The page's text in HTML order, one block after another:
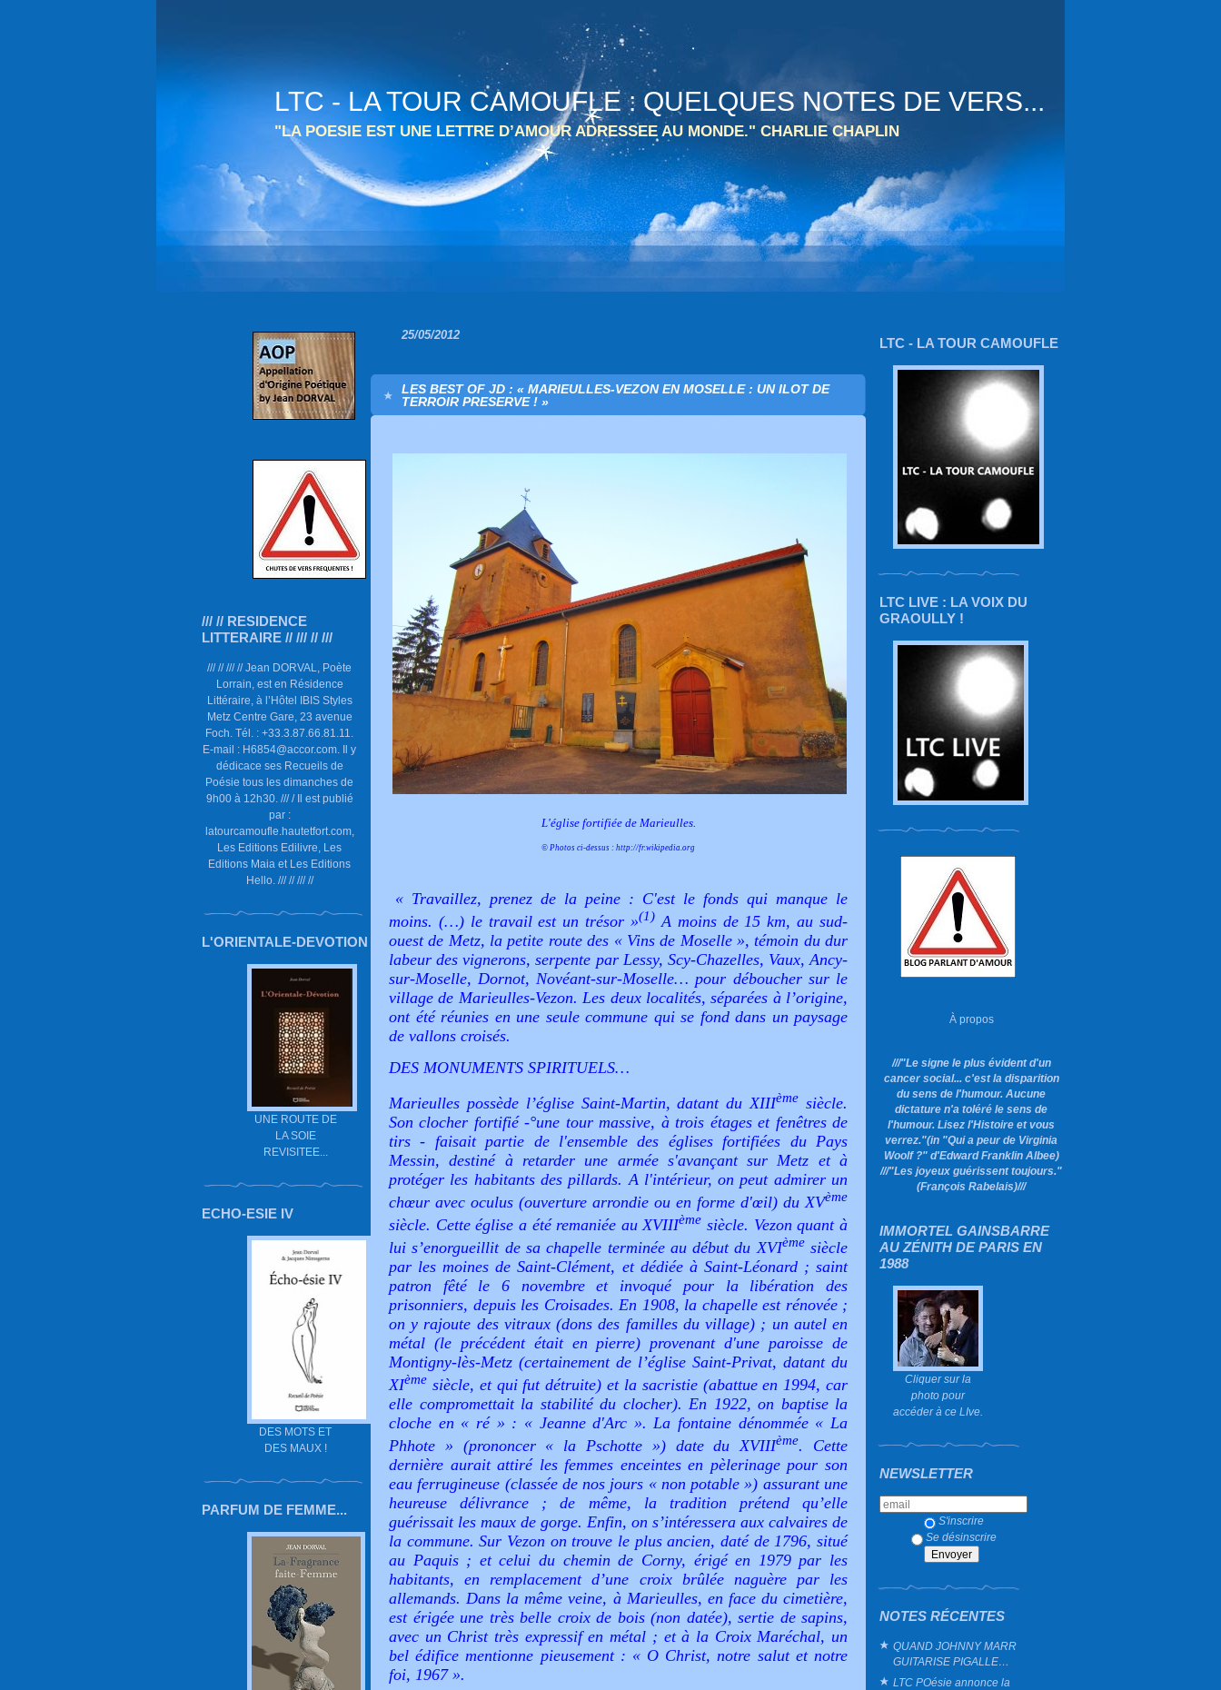
LTC - LA TOUR CAMOUFLE : QUELQUES NOTES DE VERS...
"LA POESIE EST UNE LETTRE D’AMOUR ADRESSEE AU MONDE." CHARLIE CHAPLIN
/// // RESIDENCE
LITTERAIRE // /// // ///
/// // /// // Jean DORVAL, Poète
Lorrain, est en Résidence
Littéraire, à l’Hôtel IBIS Styles
Metz Centre Gare, 23 avenue
Foch. Tél. : +33.3.87.66.81.11.
E-mail : H6854@accor.com. Il y
dédicace ses Recueils de
Poésie tous les dimanches de
9h00 à 12h30. /// / Il est publié
par :
latourcamoufle.hautetfort.com,
Les Editions Edilivre, Les
Editions Maia et Les Editions
Hello. /// // /// //
L'ORIENTALE-DEVOTION
UNE ROUTE DE
LA SOIE
REVISITEE...
ECHO-ESIE IV
DES MOTS ET
DES MAUX !
PARFUM DE FEMME...
LTC - LA TOUR CAMOUFLE
LTC LIVE : LA VOIX DU
GRAOULLY !
À propos
///"Le signe le plus évident d'un
cancer social... c'est la disparition
du sens de l'humour. Aucune
dictature n'a toléré le sens de
l'humour. Lisez l'Histoire et vous
verrez."(in "Qui a peur de Virginia
Woolf ?"d'Edward Franklin Albee)
///"Les joyeux guérissent toujours."
(François Rabelais)///
IMMORTEL GAINSBARRE
AU ZÉNITH DE PARIS EN
1988
Cliquer sur la
photo pour
accéder à ce LIve.
NEWSLETTER
S'inscrire
Se désinscrire
NOTES RÉCENTES
QUAND JOHNNY MARR
GUITARISE PIGALLE…
LTC POésie annonce la
25/05/2012
LES BEST OF JD : « MARIEULLES-VEZON EN MOSELLE : UN ILOT DE
TERROIR PRESERVE ! »
L'église fortifiée de Marieulles.
© Photos ci-dessus : http://fr.wikipedia.org
« Travaillez, prenez de la peine : C'est le fonds qui manque le
moins. (…) le travail est un trésor »(1) A moins de 15 km, au sud-
ouest de Metz, la petite route des « Vins de Moselle », témoin du dur
labeur des vignerons, serpente par Lessy, Scy-Chazelles, Vaux, Ancy-
sur-Moselle, Dornot, Novéant-sur-Moselle… pour déboucher sur le
village de Marieulles-Vezon. Les deux localités, séparées à l’origine,
ont été réunies en une seule commune qui se fond dans un paysage
de vallons croisés.
DES MONUMENTS SPIRITUELS…
Marieulles possède l’église Saint-Martin, datant du XIIIème siècle.
Son clocher fortifié -°une tour massive, à trois étages et fenêtres de
tirs - faisait partie de l'ensemble des églises fortifiées du Pays
Messin, destiné à retarder une armée s'avançant sur Metz et à
protéger les habitants des pillards. A l'intérieur, on peut admirer un
chœur avec oculus (ouverture arrondie ou en forme d'œil) du XVème
siècle. Cette église a été remaniée au XVIIIème siècle. Vezon quant à
lui s’enorgueillit de sa chapelle terminée au début du XVIèmesiècle
par les moines de Saint-Clément, et dédiée à Saint-Léonard ; saint
patron fêté le 6 novembre et invoqué pour la libération des
prisonniers, depuis les Croisades. En 1908, la chapelle est rénovée ;
on y rajoute des vitraux (dons des familles du village) ; un autel en
métal (le précédent était en pierre) provenant d'une paroisse de
Montigny-lès-Metz (certainement de l’église Saint-Privat, datant du
XIème siècle, et qui fut détruite) et la sacristie (abattue en 1994, car
elle compromettait la stabilité du clocher). En 1922, on baptise la
cloche en « ré » : « Jeanne d'Arc ». La fontaine dénommée «La
Phhote » (prononcer « la Pschotte ») date du XVIIIème. Cette
dernière aurait attiré les femmes enceintes en pèlerinage pour son
eau ferrugineuse (classée de nos jours « non potable ») assurant une
heureuse délivrance ; de même, la tradition prétend qu’elle
guérissait les maux de gorge. Enfin, on s’intéressera aux calvaires de
la commune. Sur Vezon on trouve le plus ancien, daté de 1796, situé
au Paquis ; et celui du chemin de Corny, érigé en 1979 par les
habitants, en remplacement d’une croix brûlée naguère par les
allemands. Dans la même veine, à Marieulles, en face du cimetière,
est érigée une très belle croix de bois (non datée), sertie de sapins,
avec un Christ très expressif en métal ; et à la Croix Maréchal, un
bel édifice mentionne pieusement : « O Christ, notre salut et notre
foi, 1967».